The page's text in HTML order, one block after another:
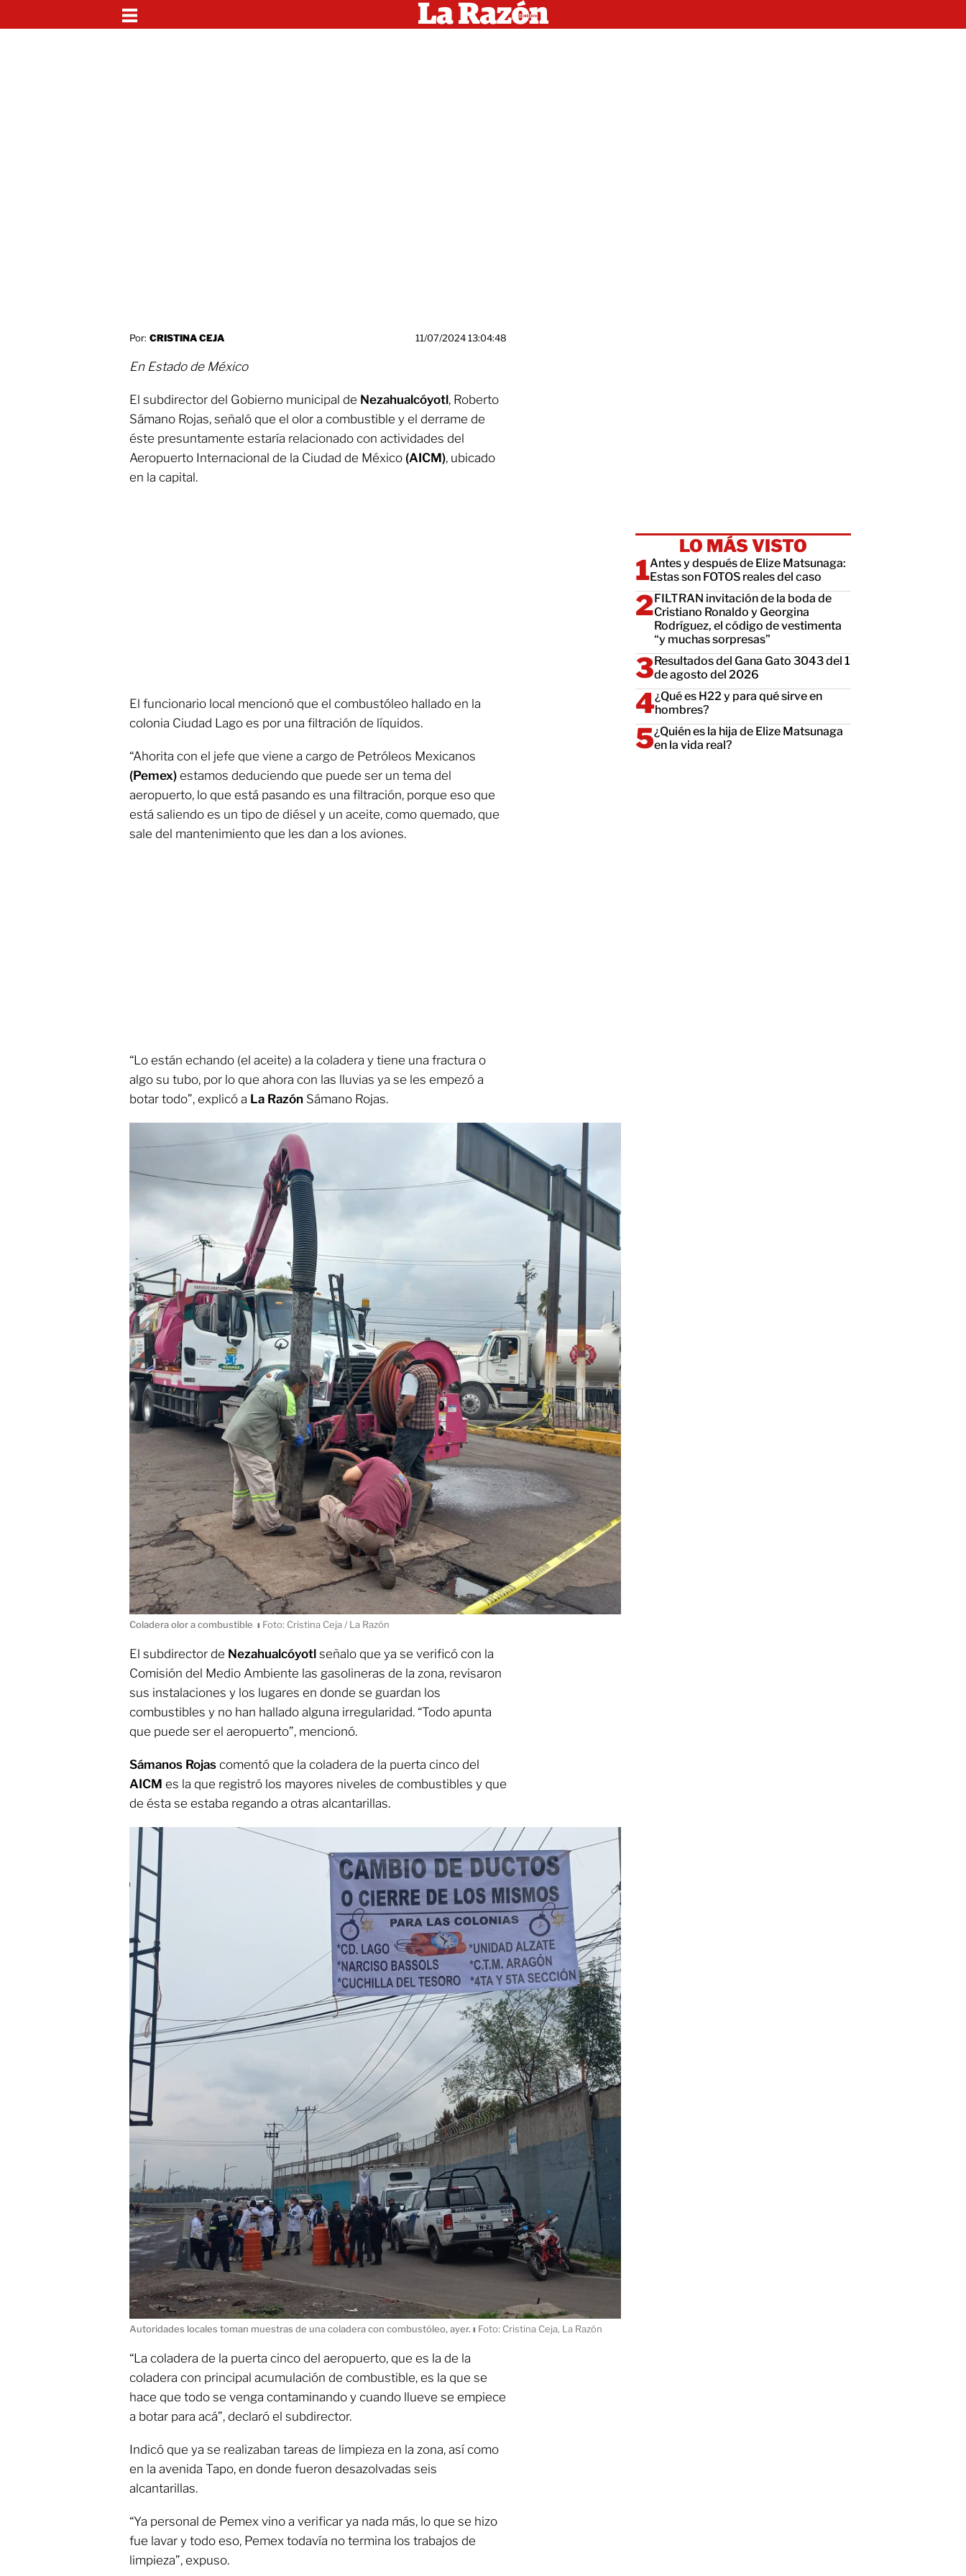
Por: CRISTINA CEJA 11/07/2024 13:04:48
En Estado de México
El subdirector del Gobierno municipal de Nezahualcóyotl, Roberto
Sámano Rojas, señaló que el olor a combustible y el derrame de
éste presuntamente estaría relacionado con actividades del
Aeropuerto Internacional de la Ciudad de México (AICM), ubicado
en la capital.
El funcionario local mencionó que el combustóleo hallado en la
colonia Ciudad Lago es por una filtración de líquidos.
“Ahorita con el jefe que viene a cargo de Petróleos Mexicanos
(Pemex) estamos deduciendo que puede ser un tema del
aeropuerto, lo que está pasando es una filtración, porque eso que
está saliendo es un tipo de diésel y un aceite, como quemado, que
sale del mantenimiento que les dan a los aviones.
“Lo están echando (el aceite) a la coladera y tiene una fractura o
algo su tubo, por lo que ahora con las lluvias ya se les empezó a
botar todo”, explicó a La Razón Sámano Rojas.
Coladera olor a combustible ı Foto: Cristina Ceja / La Razón
El subdirector de Nezahualcóyotl señalo que ya se verificó con la
Comisión del Medio Ambiente las gasolineras de la zona, revisaron
sus instalaciones y los lugares en donde se guardan los
combustibles y no han hallado alguna irregularidad. “Todo apunta
que puede ser el aeropuerto”, mencionó.
Sámanos Rojas comentó que la coladera de la puerta cinco del
AICM es la que registró los mayores niveles de combustibles y que
de ésta se estaba regando a otras alcantarillas.
Autoridades locales toman muestras de una coladera con combustóleo, ayer. ı Foto: Cristina Ceja, La Razón
“La coladera de la puerta cinco del aeropuerto, que es la de la
coladera con principal acumulación de combustible, es la que se
hace que todo se venga contaminando y cuando llueve se empiece
a botar para acá”, declaró el subdirector.
Indicó que ya se realizaban tareas de limpieza en la zona, así como
en la avenida Tapo, en donde fueron desazolvadas seis
alcantarillas.
“Ya personal de Pemex vino a verificar ya nada más, lo que se hizo
fue lavar y todo eso, Pemex todavía no termina los trabajos de
limpieza”, expuso.
LO MÁS VISTO
Antes y después de Elize Matsunaga:
Estas son FOTOS reales del caso
FILTRAN invitación de la boda de
Cristiano Ronaldo y Georgina
Rodríguez, el código de vestimenta
“y muchas sorpresas”
Resultados del Gana Gato 3043 del 1
de agosto del 2026
¿Qué es H22 y para qué sirve en
hombres?
¿Quién es la hija de Elize Matsunaga
en la vida real?